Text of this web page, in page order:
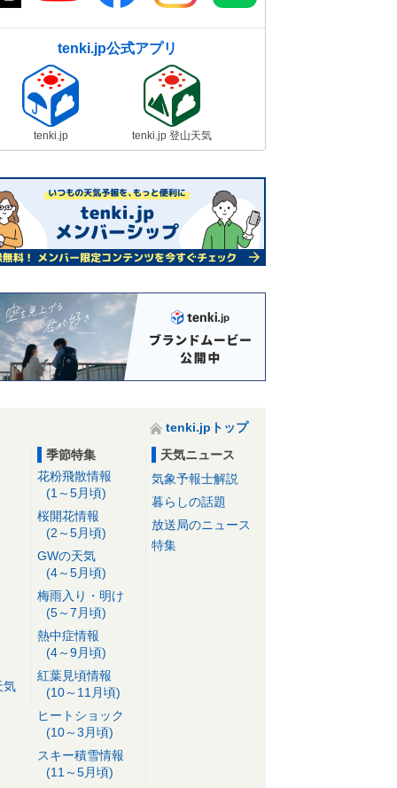
tenki.jp公式アプリ
tenki.jp tenki.jp 登山天気
tenki.jpトップ
気
季節特集
花粉飛散情報
(1～5月頃)
桜開花情報
(2～5月頃)
GWの天気
(4～5月頃)
梅雨入り・明け
(5～7月頃)
熱中症情報
(4～9月頃)
紅葉見頃情報
(10～11月頃)
ヒートショック
(10～3月頃)
スキー積雪情報
(11～5月頃)
天気ニュース
気象予報士解説
暮らしの話題
放送局のニュース
特集